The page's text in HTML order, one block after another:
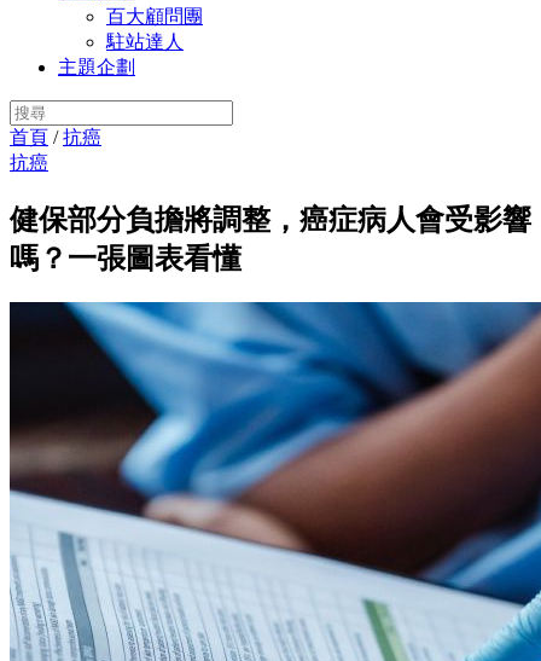
百大顧問團
駐站達人
主題企劃
首頁 /抗癌
抗癌
健保部分負擔將調整，癌症病人會受影響
嗎？一張圖表看懂